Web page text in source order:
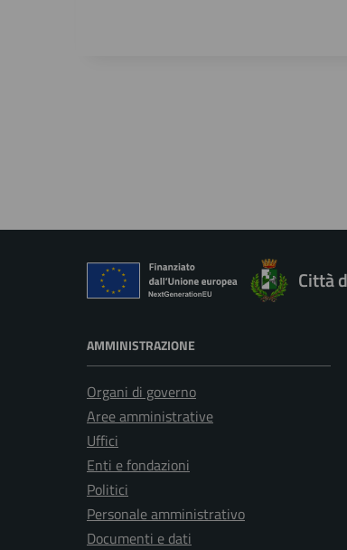
Città
AMMINISTRAZIONE
Organi di governo
Aree amministrative
Uffici
Enti e fondazioni
Politici
Personale amministrativo
Documenti e dati